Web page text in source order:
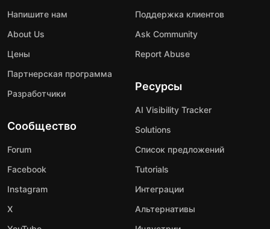
Напишите нам
About Us
Цены
Партнерская программа
Разработчики
Сообщество
Forum
Facebook
Instagram
X
Поддержка клиентов
Ask Community
Report Abuse
Ресурсы
AI Visibility Tracker
Solutions
Список предложений
Tutorials
Интеграции
Альтернативы